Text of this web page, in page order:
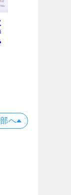
へ